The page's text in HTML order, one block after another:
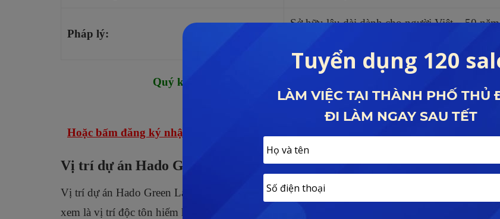
Pháp lý:
Sở hữu lâu dài dành cho người Việt – 50 năm
Quý khách hàng muốn mua dự án Hado Green Lane
0927.59.79.79
Hoặc bấm đăng ký nhận BẢNG GIÁ – CHÍNH SÁCH BÁN HÀNG mới nhất năm 2023
Vị trí dự án Hado Green Lane ở đâu?
Vị trí dự án Hado Green Lane ở tại số 2735 mặt tiền đường Phạm Thế Hiển, Quận 8. Đây được
xem là vị trí độc tôn hiếm hoi còn sót lại trong khu vực, 4 mặt giáp sông.